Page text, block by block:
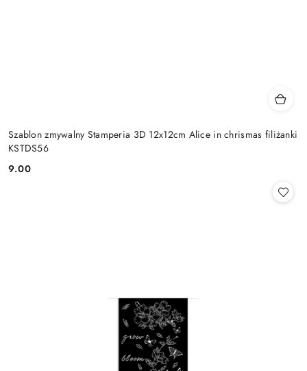
Szablon zmywalny Stamperia 3D 12x12cm Alice in chrismas filiżanki
KSTDS56
Cena:
9.00